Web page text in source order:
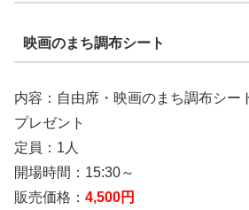
映画のまち調布シート
内容：自由席・映画のまち調布シ
プレゼント
定員：1人
開場時間：15:30～
販売価格： 4,500円